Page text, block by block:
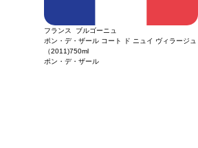
フランス ブルゴーニュ
ポン・デ・ザール コート ド ニュイ ヴィラージュ
（2011)750ml
ポン・デ・ザール